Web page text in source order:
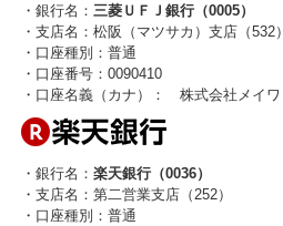
・銀行名： 三菱ＵＦＪ銀行（0005）
・支店名：松阪（マツサカ）支店（532）
・口座種別：普通
・口座番号：0090410
・口座名義（カナ）： 株式会社メイワ
・銀行名： 楽天銀行（0036）
・支店名：第二営業支店（252）
・口座種別：普通